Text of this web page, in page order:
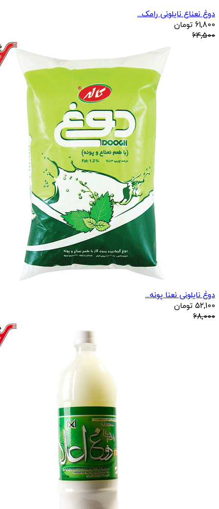
دوغ نعناع نایلونی رامک...
61,800 تومان
64,500
دوغ نایلونی نعنا پونه...
52,100 تومان
68,000